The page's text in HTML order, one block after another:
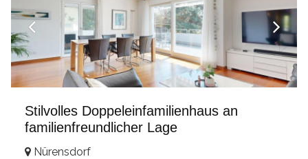
Stilvolles Doppeleinfamilienhaus an
familienfreundlicher Lage
Nürensdorf